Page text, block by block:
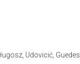
Udovicić, Guedes